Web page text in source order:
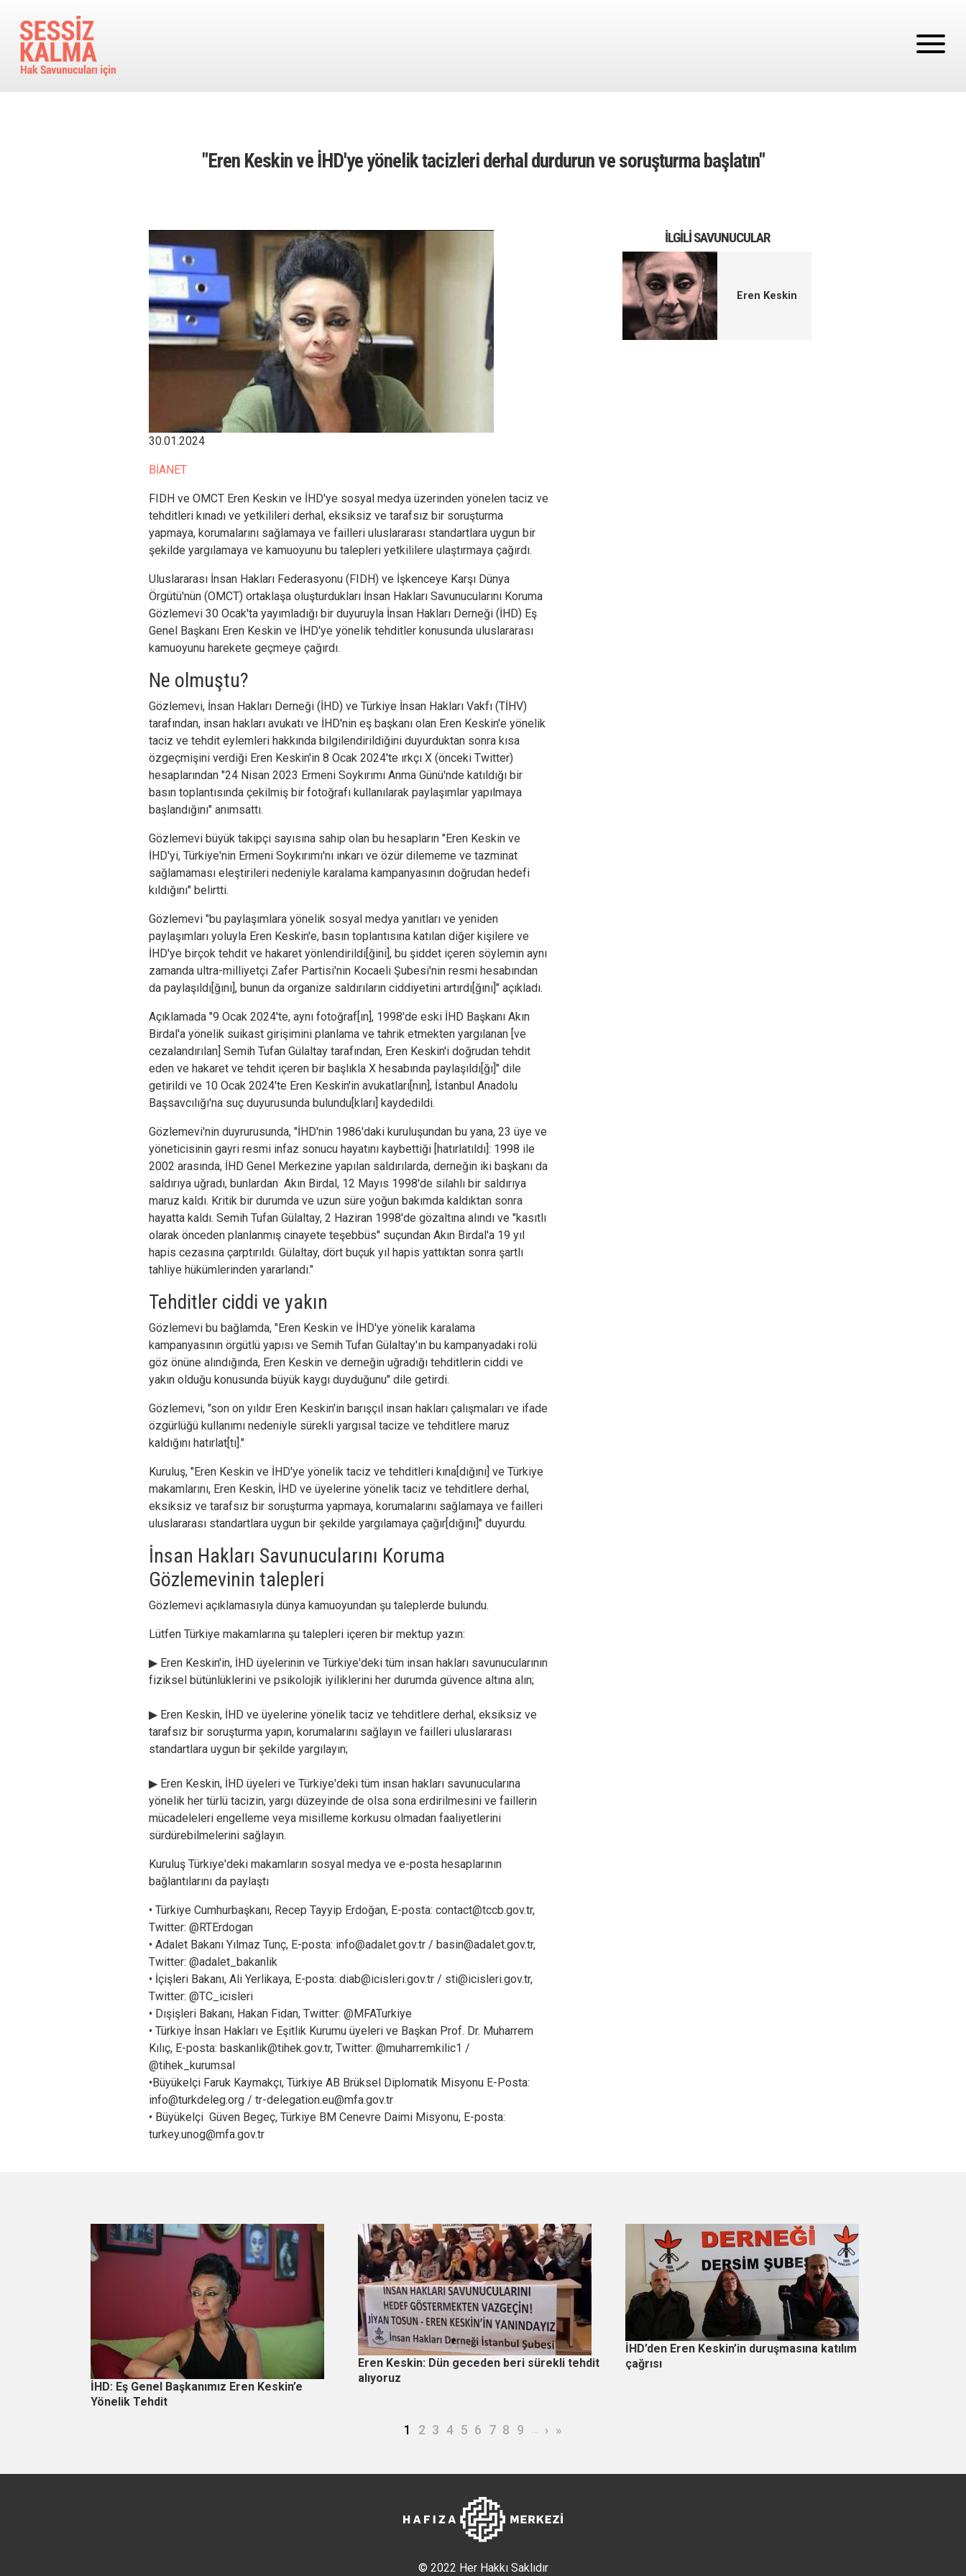
"Eren Keskin ve İHD'ye yönelik tacizleri derhal durdurun ve soruşturma başlatın"
Image
30.01.2024
BİANET
FIDH ve OMCT Eren Keskin ve İHD'ye sosyal medya üzerinden yönelen taciz ve
tehditleri kınadı ve yetkilileri derhal, eksiksiz ve tarafsız bir soruşturma
yapmaya, korumalarını sağlamaya ve failleri uluslararası standartlara uygun bir
şekilde yargılamaya ve kamuoyunu bu talepleri yetkililere ulaştırmaya çağırdı.
Uluslararası İnsan Hakları Federasyonu (FIDH) ve İşkenceye Karşı Dünya
Örgütü'nün (OMCT) ortaklaşa oluşturdukları İnsan Hakları Savunucularını Koruma
Gözlemevi 30 Ocak'ta yayımladığı bir duyuruyla İnsan Hakları Derneği (İHD) Eş
Genel Başkanı Eren Keskin ve İHD'ye yönelik tehditler konusunda uluslararası
kamuoyunu harekete geçmeye çağırdı.
Ne olmuştu?
Gözlemevi, İnsan Hakları Derneği (İHD) ve Türkiye İnsan Hakları Vakfı (TİHV)
tarafından, insan hakları avukatı ve İHD'nin eş başkanı olan Eren Keskin'e yönelik
taciz ve tehdit eylemleri hakkında bilgilendirildiğini duyurduktan sonra kısa
özgeçmişini verdiği Eren Keskin'in 8 Ocak 2024'te ırkçı X (önceki Twitter)
hesaplarından "24 Nisan 2023 Ermeni Soykırımı Anma Günü'nde katıldığı bir
basın toplantısında çekilmiş bir fotoğrafı kullanılarak paylaşımlar yapılmaya
başlandığını" anımsattı.
Gözlemevi büyük takipçi sayısına sahip olan bu hesapların "Eren Keskin ve
İHD'yi, Türkiye'nin Ermeni Soykırımı'nı inkarı ve özür dilememe ve tazminat
sağlamaması eleştirileri nedeniyle karalama kampanyasının doğrudan hedefi
kıldığını" belirtti.
Gözlemevi "bu paylaşımlara yönelik sosyal medya yanıtları ve yeniden
paylaşımları yoluyla Eren Keskin'e, basın toplantısına katılan diğer kişilere ve
İHD'ye birçok tehdit ve hakaret yönlendirildi[ğini], bu şiddet içeren söylemin aynı
zamanda ultra-milliyetçi Zafer Partisi'nin Kocaeli Şubesi'nin resmi hesabından
da paylaşıldı[ğını], bunun da organize saldırıların ciddiyetini artırdı[ğını]" açıkladı.
Açıklamada "9 Ocak 2024'te, aynı fotoğraf[ın], 1998'de eski İHD Başkanı Akın
Birdal'a yönelik suikast girişimini planlama ve tahrik etmekten yargılanan [ve
cezalandırılan] Semih Tufan Gülaltay tarafından, Eren Keskin'i doğrudan tehdit
eden ve hakaret ve tehdit içeren bir başlıkla X hesabında paylaşıldı[ğı]" dile
getirildi ve 10 Ocak 2024'te Eren Keskin'in avukatları[nın], İstanbul Anadolu
Başsavcılığı'na suç duyurusunda bulundu[kları] kaydedildi.
Gözlemevi'nin duyrurusunda, "İHD'nin 1986'daki kuruluşundan bu yana, 23 üye ve
yöneticisinin gayri resmi infaz sonucu hayatını kaybettiği [hatırlatıldı]: 1998 ile
2002 arasında, İHD Genel Merkezine yapılan saldırılarda, derneğin iki başkanı da
saldırıya uğradı, bunlardan Akın Birdal, 12 Mayıs 1998'de silahlı bir saldırıya
maruz kaldı. Kritik bir durumda ve uzun süre yoğun bakımda kaldıktan sonra
hayatta kaldı. Semih Tufan Gülaltay, 2 Haziran 1998'de gözaltına alındı ve "kasıtlı
olarak önceden planlanmış cinayete teşebbüs" suçundan Akın Birdal'a 19 yıl
hapis cezasına çarptırıldı. Gülaltay, dört buçuk yıl hapis yattıktan sonra şartlı
tahliye hükümlerinden yararlandı."
Tehditler ciddi ve yakın
Gözlemevi bu bağlamda, "Eren Keskin ve İHD'ye yönelik karalama
kampanyasının örgütlü yapısı ve Semih Tufan Gülaltay'ın bu kampanyadaki rolü
göz önüne alındığında, Eren Keskin ve derneğin uğradığı tehditlerin ciddi ve
yakın olduğu konusunda büyük kaygı duyduğunu" dile getirdi.
Gözlemevi, "son on yıldır Eren Keskin'in barışçıl insan hakları çalışmaları ve ifade
özgürlüğü kullanımı nedeniyle sürekli yargısal tacize ve tehditlere maruz
kaldığını hatırlat[tı]."
Kuruluş, "Eren Keskin ve İHD'ye yönelik taciz ve tehditleri kına[dığını] ve Türkiye
makamlarını, Eren Keskin, İHD ve üyelerine yönelik taciz ve tehditlere derhal,
eksiksiz ve tarafsız bir soruşturma yapmaya, korumalarını sağlamaya ve failleri
uluslararası standartlara uygun bir şekilde yargılamaya çağır[dığını]" duyurdu.
İnsan Hakları Savunucularını Koruma
Gözlemevinin talepleri
Gözlemevi açıklamasıyla dünya kamuoyundan şu taleplerde bulundu.
Lütfen Türkiye makamlarına şu talepleri içeren bir mektup yazın:
▶ Eren Keskin'in, İHD üyelerinin ve Türkiye'deki tüm insan hakları savunucularının
fiziksel bütünlüklerini ve psikolojik iyiliklerini her durumda güvence altına alın;
▶ Eren Keskin, İHD ve üyelerine yönelik taciz ve tehditlere derhal, eksiksiz ve
tarafsız bir soruşturma yapın, korumalarını sağlayın ve failleri uluslararası
standartlara uygun bir şekilde yargılayın;
▶ Eren Keskin, İHD üyeleri ve Türkiye'deki tüm insan hakları savunucularına
yönelik her türlü tacizin, yargı düzeyinde de olsa sona erdirilmesini ve faillerin
mücadeleleri engelleme veya misilleme korkusu olmadan faaliyetlerini
sürdürebilmelerini sağlayın.
Kuruluş Türkiye'deki makamların sosyal medya ve e-posta hesaplarının
bağlantılarını da paylaştı
• Türkiye Cumhurbaşkanı, Recep Tayyip Erdoğan, E-posta: contact@tccb.gov.tr,
Twitter: @RTErdogan
• Adalet Bakanı Yılmaz Tunç, E-posta: info@adalet.gov.tr / basin@adalet.gov.tr,
Twitter: @adalet_bakanlik
• İçişleri Bakanı, Ali Yerlikaya, E-posta: diab@icisleri.gov.tr / sti@icisleri.gov.tr,
Twitter: @TC_icisleri
• Dışişleri Bakanı, Hakan Fidan, Twitter: @MFATurkiye
• Türkiye İnsan Hakları ve Eşitlik Kurumu üyeleri ve Başkan Prof. Dr. Muharrem
Kılıç, E-posta: baskanlik@tihek.gov.tr, Twitter: @muharremkilic1 /
@tihek_kurumsal
•Büyükelçi Faruk Kaymakçı, Türkiye AB Brüksel Diplomatik Misyonu E-Posta:
info@turkdeleg.org / tr-delegation.eu@mfa.gov.tr
• Büyükelçi Güven Begeç, Türkiye BM Cenevre Daimi Misyonu, E-posta:
turkey.unog@mfa.gov.tr
İLGILI SAVUNUCULAR
Eren Keskin
İHD: Eş Genel Başkanımız Eren Keskin’e
Yönelik Tehdit
Eren Keskin: Dün geceden beri sürekli tehdit
alıyoruz
İHD’den Eren Keskin’in duruşmasına katılım
çağrısı
Şu an kullanılan sayfa
1 Page
2 Page
3 Page
4 Page
5 Page
6 Page
7 Page
8 Page
9 … Sonraki sayfa
› Son sayfa
»
© 2022 Her Hakkı Saklıdır